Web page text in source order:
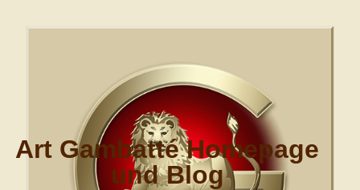
Art Gambatté Homepage
und Blog